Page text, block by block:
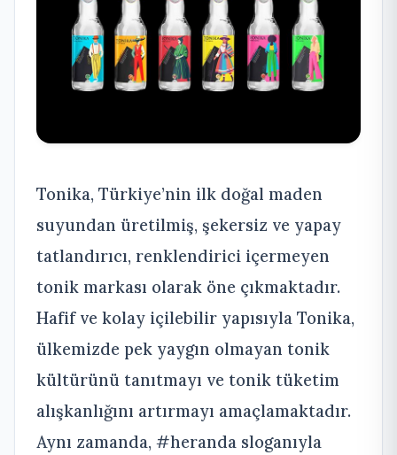
Tonika, Türkiye’nin ilk doğal maden
suyundan üretilmiş, şekersiz ve yapay
tatlandırıcı, renklendirici içermeyen
tonik markası olarak öne çıkmaktadır.
Hafif ve kolay içilebilir yapısıyla Tonika,
ülkemizde pek yaygın olmayan tonik
kültürünü tanıtmayı ve tonik tüketim
alışkanlığını artırmayı amaçlamaktadır.
Aynı zamanda, #heranda sloganıyla